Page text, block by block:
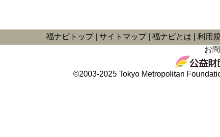
福ナビトップ サイトマップ 福ナビとは
利用
お
©2003-2025 Tokyo Metropolitan